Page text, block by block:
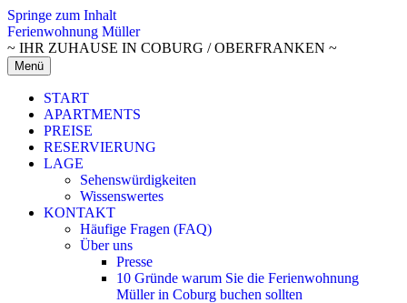
Springe zum Inhalt
Ferienwohnung Müller
~ IHR ZUHAUSE IN COBURG / OBERFRANKEN ~
Menü
START
APARTMENTS
PREISE
RESERVIERUNG
LAGE
Sehenswürdigkeiten
Wissenswertes
KONTAKT
Häufige Fragen (FAQ)
Über uns
Presse
10 Gründe warum Sie die Ferienwohnung
Müller in Coburg buchen sollten